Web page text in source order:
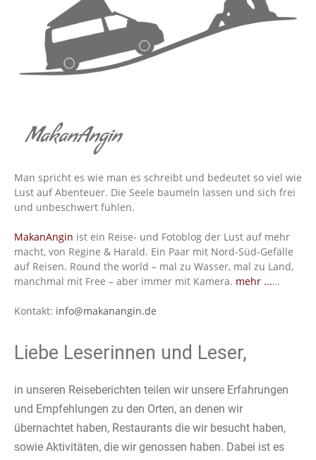
MakanAngin
Man spricht es wie man es schreibt und bedeutet so viel wie
Lust auf Abenteuer. Die Seele baumeln lassen und sich frei
und unbeschwert fühlen.
MakanAngin ist ein Reise- und Fotoblog der Lust auf mehr
macht, von Regine & Harald. Ein Paar mit Nord-Süd-Gefälle
auf Reisen. Round the world – mal zu Wasser, mal zu Land,
manchmal mit Free – aber immer mit Kamera. mehr ...…
Kontakt: info@makanangin.de
Liebe Leserinnen und Leser,
in unseren Reiseberichten teilen wir unsere Erfahrungen
und Empfehlungen zu den Orten, an denen wir
übernachtet haben, Restaurants die wir besucht haben,
sowie Aktivitäten, die wir genossen haben. Dabei ist es